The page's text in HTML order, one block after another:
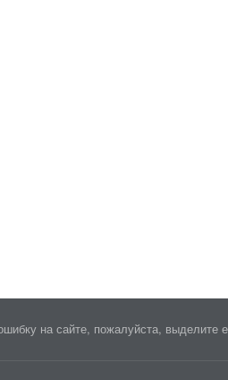
на сайте, пожалуйста, выделите